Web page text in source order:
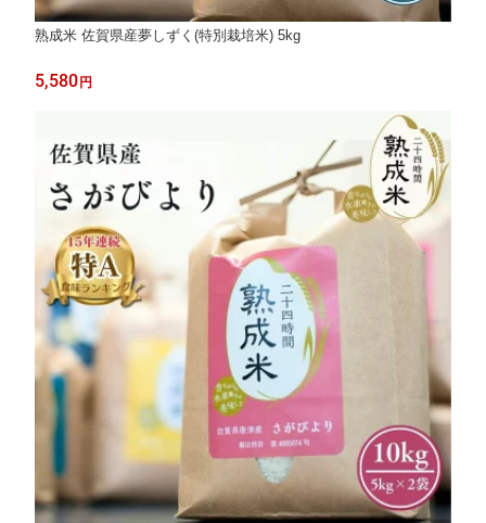
熟成米 佐賀県産夢しずく(特別栽培米) 5kg
5,580 円